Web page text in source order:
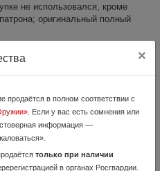
не использовался, кроме
оригинальный полный
×
продаётся в полном соответствии с
. Если у вас есть сомнения или
информация —
только при наличии
в органах Росгвардии.